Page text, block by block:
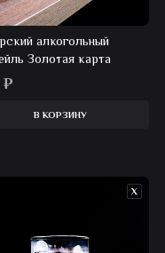
алкогольный
Золотая карта
₽
В КОРЗИНУ